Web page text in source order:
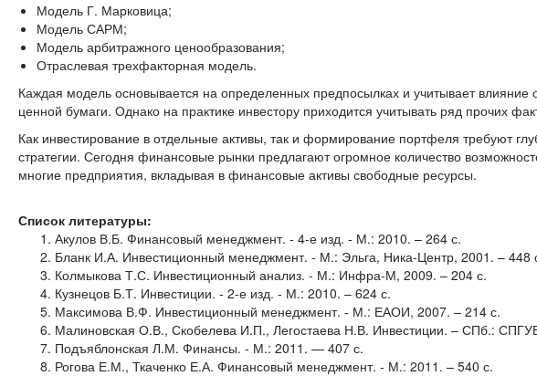
Модель Г. Марковица;
Модель САРМ;
Модель арбитражного ценообразования;
Отраслевая трехфакторная модель.
Каждая модель основывается на определенных предпосылках и учитывает
ценной бумаги. Однако на практике инвестору приходится учитывать ряд прочих
Как инвестирование в отдельные активы, так и формирование портфеля требуют
стратегии. Сегодня финансовые рынки предлагают огромное количество
многие предприятия, вкладывая в финансовые активы свободные ресурсы.
Список литературы:
Акулов В.Б. Финансовый менеджмент. - 4-е изд. - М.: 2010. – 264 с.
Бланк И.А. Инвестиционный менеджмент. - М.: Эльга, Ника-Центр, 2001. – 448
Колмыкова Т.С. Инвестиционный анализ. - М.: Инфра-М, 2009. – 204 с.
Кузнецов Б.Т. Инвестиции. - 2-е изд. - М.: 2010. – 624 с.
Максимова В.Ф. Инвестиционный менеджмент. - М.: ЕАОИ, 2007. – 214 с.
Малиновская О.В., Скобелева И.П., Легостаева Н.В. Инвестиции. – СПб.:
Подъяблонская Л.М. Финансы. - М.: 2011. — 407 с.
Рогова Е.М., Ткаченко Е.А. Финансовый менеджмент. - М.: 2011. – 540 с.